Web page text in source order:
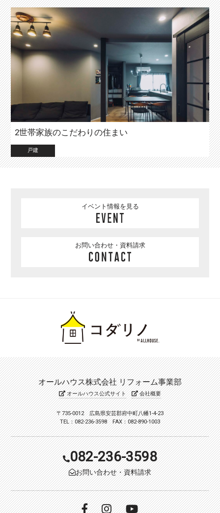
2世帯家族のこだわりの住まい
戸建
イベント情報を見る
お問い合わせ・資料請求
オールハウス株式会社 リフォーム事業部
オールハウス公式サイト 会社概要
〒735-0012 広島県安芸郡府中町八幡1-4-23
TEL：082-236-3598 FAX：082-890-1003
082-236-3598
お問い合わせ・資料請求